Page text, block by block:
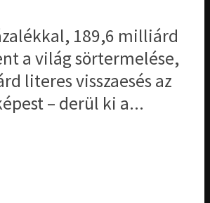
189,6 milliárd
a világ sörtermelése,
literes visszaesés az
– derül ki a...